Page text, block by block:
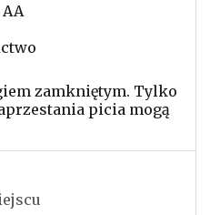
zamkniętym. Tylko
picia mogą